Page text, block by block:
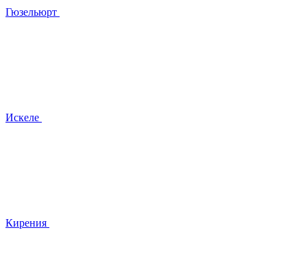
Гюзельюрт
Искеле
Кирения